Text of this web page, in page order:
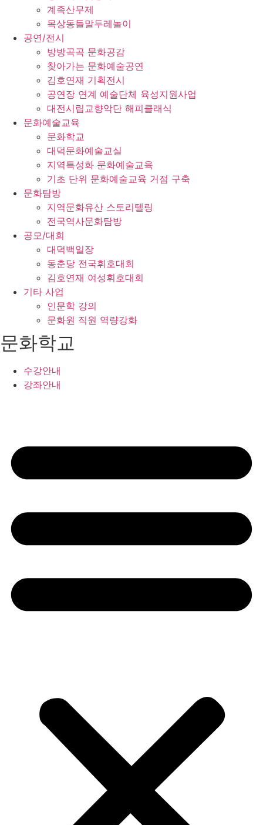
계족산무제
목상동들말두레놀이
공연/전시
방방곡곡 문화공감
찾아가는 문화예술공연
김호연재 기획전시
공연장 연계 예술단체 육성지원사업
대전시립교향악단 해피클래식
문화예술교육
문화학교
대덕문화예술교실
지역특성화 문화예술교육
기초 단위 문화예술교육 거점 구축
문화탐방
지역문화유산 스토리텔링
전국역사문화탐방
공모/대회
대덕백일장
동춘당 전국휘호대회
김호연재 여성휘호대회
기타 사업
인문학 강의
문화원 직원 역량강화
문화학교
수강안내
강좌안내